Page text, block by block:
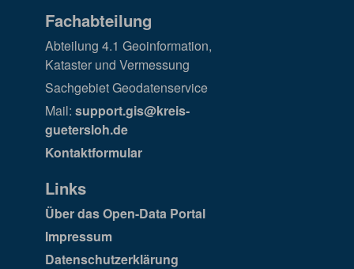
Fachabteilung
Abteilung 4.1 Geoinformation,
Kataster und Vermessung
Sachgebiet Geodatenservice
Mail: support.gis@kreis-
guetersloh.de
Kontaktformular
Links
Über das Open-Data Portal
Impressum
Datenschutzerklärung